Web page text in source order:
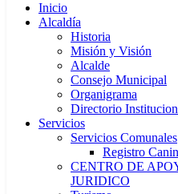
Inicio
Alcaldía
Historia
Misión y Visión
Alcalde
Consejo Municipal
Organigrama
Directorio
Servicios
Servicios Comunales
Registro
CENTRO DE
JURIDICO